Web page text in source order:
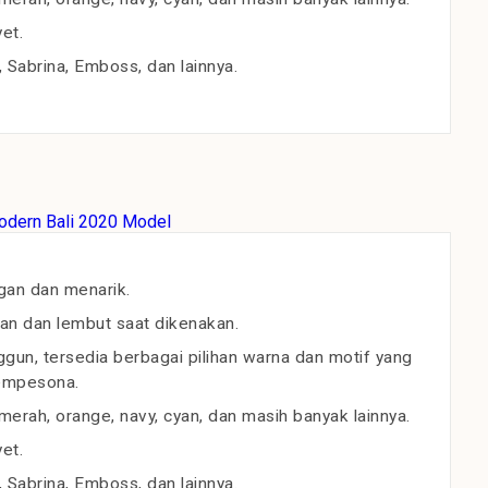
Emboss, dan lainnya.
dan menarik.
dan lembut saat dikenakan.
tersedia berbagai pilihan warna dan motif yang
orange, navy, cyan, dan masih banyak lainnya.
Emboss, dan lainnya.